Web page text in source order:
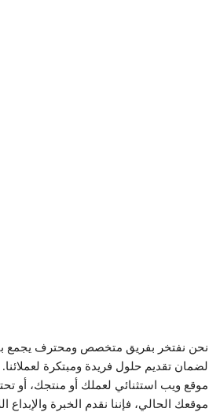
نحن نفتخر بفريق متخصص ومحترف يجمع بين
لضمان تقديم حلول فريدة ومبتكرة
موقع ويب استثنائي لعملك أو منتجك، أو
موقعك الحالي، فإننا نقدم الخبرة والإبداع